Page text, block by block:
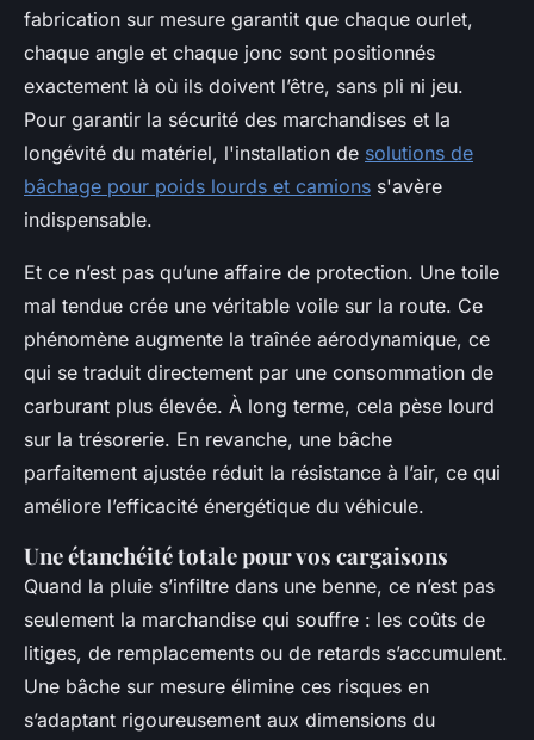
fabrication sur mesure garantit que chaque ourlet,
chaque angle et chaque jonc sont positionnés
exactement là où ils doivent l’être, sans pli ni jeu.
Pour garantir la sécurité des marchandises et la
longévité du matériel, l'installation de solutions de
bâchage pour poids lourds et camions s'avère
indispensable.
Et ce n’est pas qu’une affaire de protection. Une toile
mal tendue crée une véritable voile sur la route. Ce
phénomène augmente la traînée aérodynamique, ce
qui se traduit directement par une consommation de
carburant plus élevée. À long terme, cela pèse lourd
sur la trésorerie. En revanche, une bâche
parfaitement ajustée réduit la résistance à l’air, ce qui
améliore l’efficacité énergétique du véhicule.
Une étanchéité totale pour vos cargaisons
Quand la pluie s’infiltre dans une benne, ce n’est pas
seulement la marchandise qui souffre : les coûts de
litiges, de remplacements ou de retards s’accumulent.
Une bâche sur mesure élimine ces risques en
s’adaptant rigoureusement aux dimensions du